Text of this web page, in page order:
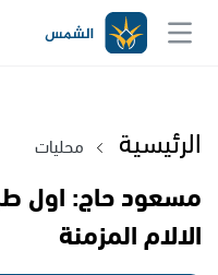
الرئيسية محليات
مسعود حاج: اول
الالام المزمنة